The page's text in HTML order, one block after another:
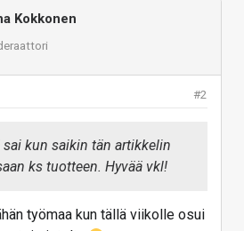
Kokkonen
#2
kun saikin tän artikkelin
ks tuotteen. Hyvää vkl!
työmaa kun tällä viikolle osui